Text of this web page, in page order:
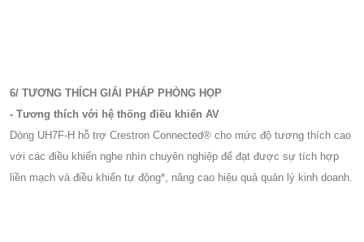
6/ TƯƠNG THÍCH GIẢI PHÁP PHÒNG HỌP
- Tương thích với hệ thống điều khiển AV
Dòng UH7F-H hỗ trợ Crestron Connected® cho mức độ tương thích cao
với các điều khiển nghe nhìn chuyên nghiệp để đạt được sự tích hợp
liền mạch và điều khiển tự động*, nâng cao hiệu quả quản lý kinh doanh.